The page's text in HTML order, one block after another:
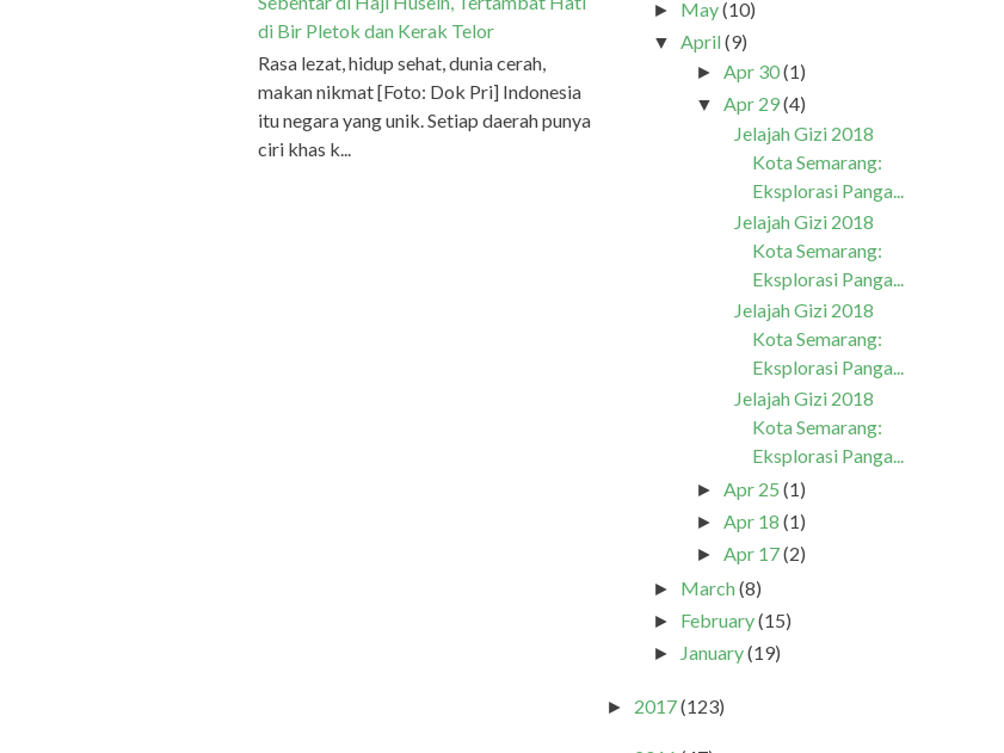
di Bir Pletok dan Kerak Telor
Rasa lezat, hidup sehat, dunia cerah,
makan nikmat [Foto: Dok Pri] Indonesia
itu negara yang unik. Setiap daerah punya
ciri khas k...
► May(10)
▼ April(9)
► Apr 30(1)
▼ Apr 29(4)
Jelajah Gizi 2018
Kota Semarang:
Eksplorasi Panga...
Jelajah Gizi 2018
Kota Semarang:
Eksplorasi Panga...
Jelajah Gizi 2018
Kota Semarang:
Eksplorasi Panga...
Jelajah Gizi 2018
Kota Semarang:
Eksplorasi Panga...
► Apr 25 (1)
► Apr 18 (1)
► Apr 17(2)
► March(8)
► February(15)
► January(19)
► 2017(123)